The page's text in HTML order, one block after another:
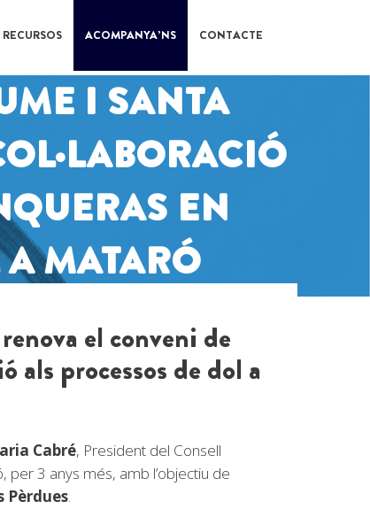
RECURSOS ACOMPANYA’NS CONTACTE
I SANTA
EN
MATARÓ
el conveni de
als processos de dol a
Cabré, President del Consell
per 3 anys més, amb l’objectiu de
Pèrdues.